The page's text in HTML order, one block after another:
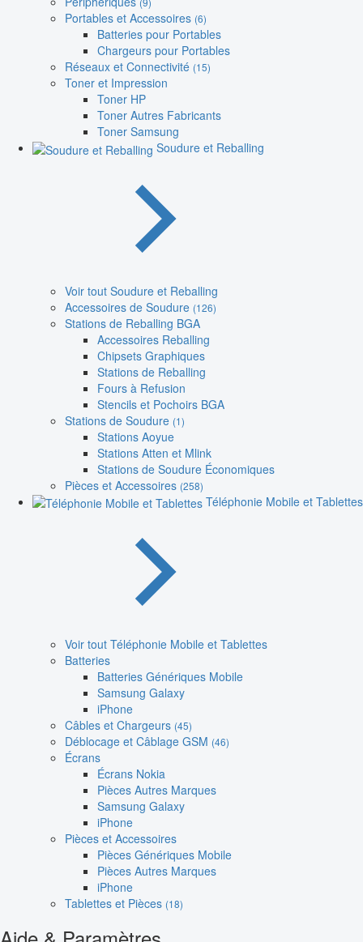
Portables et Accessoires (6)
Batteries pour Portables
Chargeurs pour Portables
Réseaux et Connectivité (15)
Toner et Impression
Toner HP
Toner Autres Fabricants
Toner Samsung
Soudure et Reballing
Voir tout Soudure et Reballing
Accessoires de Soudure (126)
Stations de Reballing BGA
Accessoires Reballing
Chipsets Graphiques
Stations de Reballing
Fours à Refusion
Stencils et Pochoirs BGA
Stations de Soudure (1)
Stations Aoyue
Stations Atten et Mlink
Stations de Soudure Économiques
Pièces et Accessoires (258)
Téléphonie Mobile et Tablettes
Voir tout Téléphonie Mobile et Tablettes
Batteries
Batteries Génériques Mobile
Samsung Galaxy
iPhone
Câbles et Chargeurs (45)
Déblocage et Câblage GSM (46)
Écrans
Écrans Nokia
Pièces Autres Marques
Samsung Galaxy
iPhone
Pièces et Accessoires
Pièces Génériques Mobile
Pièces Autres Marques
iPhone
Tablettes et Pièces (18)